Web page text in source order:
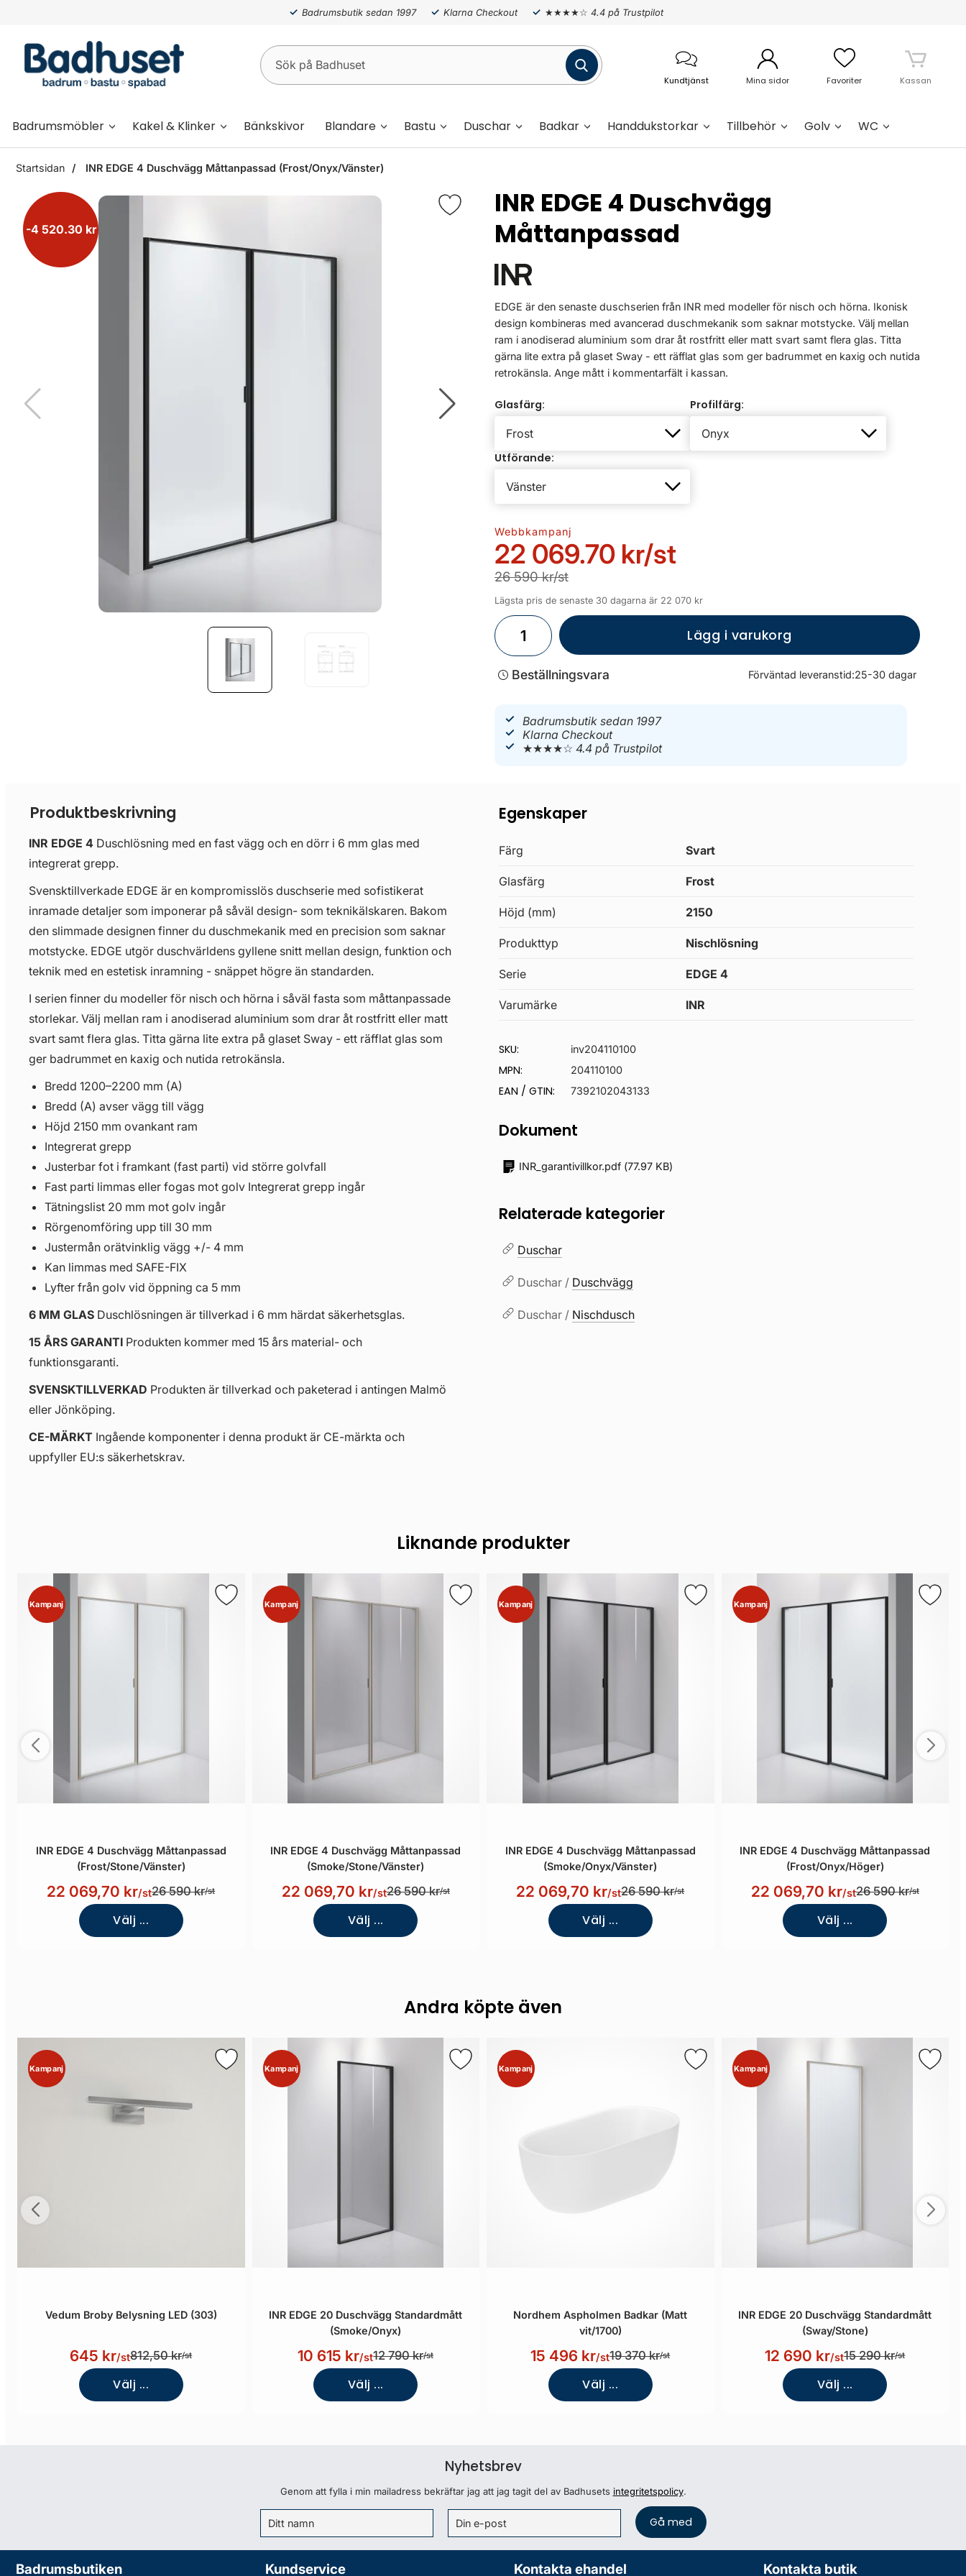
Badrumsbutik sedan 1997 Klarna Checkout ★★★★☆ 4.4 på Trustpilot
Kundtjänst Mina sidor Favoriter Kassan
Badrumsmöbler Kakel & Klinker Bänkskivor Blandare Bastu Duschar Badkar Handdukstorkar Tillbehör Golv WC
Startsidan INR EDGE 4 Duschvägg Måttanpassad (Frost/Onyx/Vänster)
-4 520.30 kr
INR EDGE 4 Duschvägg
Måttanpassad
EDGE är den senaste duschserien från INR med modeller för nisch och hörna. Ikonisk
design kombineras med avancerad duschmekanik som saknar motstycke. Välj mellan
ram i anodiserad aluminium som drar åt rostfritt eller matt svart samt flera glas. Titta
gärna lite extra på glaset Sway - ett räfflat glas som ger badrummet en kaxig och nutida
retrokänsla. Ange mått i kommentarfält i kassan.
Glasfärg: Profilfärg:
Utförande:
Webbkampanj
22 069.70 kr/st
26 590 kr/st
Lägsta pris de senaste 30 dagarna är 22 070 kr
Lägg i varukorg
Beställningsvara Förväntad leveranstid:25-30 dagar
Badrumsbutik sedan 1997
Klarna Checkout
★★★★☆4.4 på Trustpilot
Produktbeskrivning
INR EDGE 4 Duschlösning med en fast vägg och en dörr i 6 mm glas med
integrerat grepp.
Svensktillverkade EDGE är en kompromisslös duschserie med sofistikerat
inramade detaljer som imponerar på såväl design- som teknikälskaren. Bakom
den slimmade designen finner du duschmekanik med en precision som saknar
motstycke. EDGE utgör duschvärldens gyllene snitt mellan design, funktion och
teknik med en estetisk inramning - snäppet högre än standarden.
I serien finner du modeller för nisch och hörna i såväl fasta som måttanpassade
storlekar. Välj mellan ram i anodiserad aluminium som drar åt rostfritt eller matt
svart samt flera glas. Titta gärna lite extra på glaset Sway - ett räfflat glas som
ger badrummet en kaxig och nutida retrokänsla.
Bredd 1200–2200 mm (A)
Bredd (A) avser vägg till vägg
Höjd 2150 mm ovankant ram
Integrerat grepp
Justerbar fot i framkant (fast parti) vid större golvfall
Fast parti limmas eller fogas mot golv Integrerat grepp ingår
Tätningslist 20 mm mot golv ingår
Rörgenomföring upp till 30 mm
Justermån orätvinklig vägg +/- 4 mm
Kan limmas med SAFE-FIX
Lyfter från golv vid öppning ca 5 mm
6 MM GLAS Duschlösningen är tillverkad i 6 mm härdat säkerhetsglas.
15 ÅRS GARANTI Produkten kommer med 15 års material- och
funktionsgaranti.
SVENSKTILLVERKAD Produkten är tillverkad och paketerad i antingen Malmö
eller Jönköping.
CE-MÄRKT Ingående komponenter i denna produkt är CE-märkta och
uppfyller EU:s säkerhetskrav.
Egenskaper
Färg Svart
Glasfärg Frost
Höjd (mm) 2150
Produkttyp Nischlösning
Serie EDGE 4
Varumärke INR
SKU: inv204110100
MPN: 204110100
EAN / GTIN: 7392102043133
Dokument
INR_garantivillkor.pdf (77.97 KB)
Relaterade kategorier
Duschar
Duschar / Duschvägg
Duschar / Nischdusch
Liknande produkter
Kampanj
INR EDGE 4 Duschvägg Måttanpassad
(Frost/Stone/Vänster)
22 069,70 kr/st26 590 kr/st
Välj ...
Kampanj
INR EDGE 4 Duschvägg Måttanpassad
(Smoke/Stone/Vänster)
22 069,70 kr/st26 590 kr/st
Välj ...
Kampanj
INR EDGE 4 Duschvägg Måttanpassad
(Smoke/Onyx/Vänster)
22 069,70 kr/st26 590 kr/st
Välj ...
Kampanj
INR EDGE 4 Duschvägg Måttanpassad
(Frost/Onyx/Höger)
22 069,70 kr/st26 590 kr/st
Välj ...
Andra köpte även
Kampanj
Vedum Broby Belysning LED (303)
645 kr/st812,50 kr/st
Välj ...
Kampanj
INR EDGE 20 Duschvägg Standardmått
(Smoke/Onyx)
10 615 kr/st12 790 kr/st
Välj ...
Kampanj
Nordhem Aspholmen Badkar (Matt
vit/1700)
15 496 kr/st19 370 kr/st
Välj ...
Kampanj
INR EDGE 20 Duschvägg Standardmått
(Sway/Stone)
12 690 kr/st15 290 kr/st
Välj ...
Nyhetsbrev
Genom att fylla i min mailadress bekräftar jag att jag tagit del av Badhusets integritetspolicy.
Badrumsbutiken Kundservice Kontakta ehandel Kontakta butik